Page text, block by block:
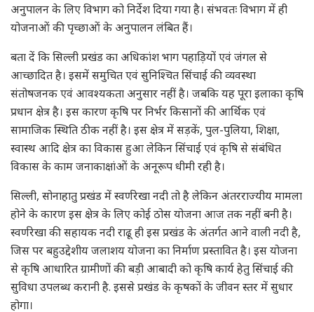
अनुपालन के लिए विभाग को निर्देश दिया गया है। संभवतः विभाग में ही
योजनाओं की पृच्छाओं के अनुपालन लंबित हैं।
बता दें कि सिल्ली प्रखंड का अधिकांश भाग पहाड़ियों एवं जंगल से
आच्छादित है। इसमें समुचित एवं सुनिश्चित सिंचाई की व्यवस्था
संतोषजनक एवं आवश्यकता अनुसार नहीं है। जबकि यह पूरा इलाका कृषि
प्रधान क्षेत्र है। इस कारण कृषि पर निर्भर किसानों की आर्थिक एवं
सामाजिक स्थिति ठीक नहीं है। इस क्षेत्र में सड़कें, पुल-पुलिया, शिक्षा,
स्वास्थ आदि क्षेत्र का विकास हुआ लेकिन सिंचाई एवं कृषि से संबंधित
विकास के काम जनाकाक्षांओं के अनूरूप धीमी रही है।
सिल्ली, सोनाहातु प्रखंड में स्वर्णरेखा नदी तो है लेकिन अंतरराज्यीय मामला
होने के कारण इस क्षेत्र के लिए कोई ठोस योजना आज तक नहीं बनी है।
स्वर्णरेखा की सहायक नदी राढू ही इस प्रखंड के अंतर्गत आने वाली नदी है,
जिस पर बहुउद्देशीय जलाशय योजना का निर्माण प्रस्तावित है। इस योजना
से कृषि आधारित ग्रामीणों की बड़ी आबादी को कृषि कार्य हेतु सिंचाई की
सुविधा उपलब्ध करानी है. इससे प्रखंड के कृषकों के जीवन स्तर में सुधार
होगा।